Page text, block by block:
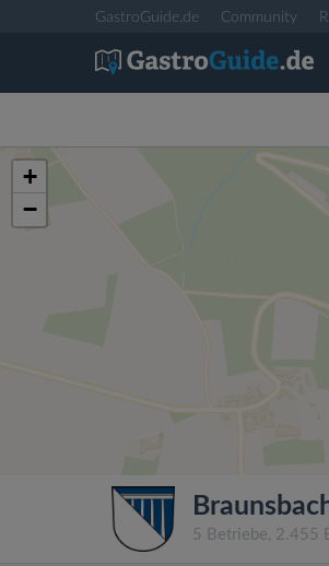
GastroGuide.de Community
+
−
5 Betriebe, 2.455